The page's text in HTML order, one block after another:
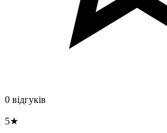
0 відгуків
5★